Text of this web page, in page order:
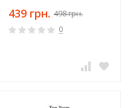
439 грн. 498 грн.
0